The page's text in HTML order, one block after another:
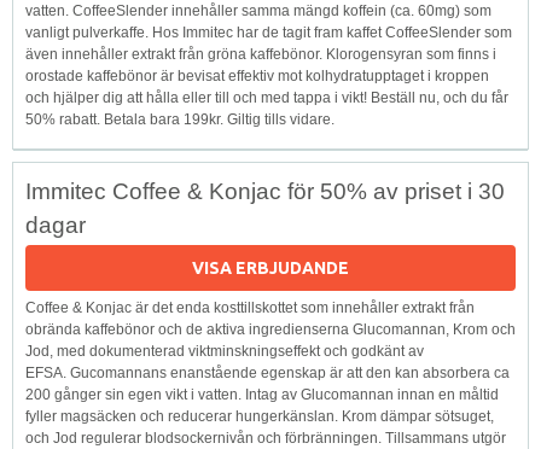
vatten. CoffeeSlender innehåller samma mängd koffein (ca. 60mg) som
vanligt pulverkaffe. Hos Immitec har de tagit fram kaffet CoffeeSlender som
även innehåller extrakt från gröna kaffebönor. Klorogensyran som finns i
orostade kaffebönor är bevisat effektiv mot kolhydratupptaget i kroppen
och hjälper dig att hålla eller till och med tappa i vikt! Beställ nu, och du får
50% rabatt. Betala bara 199kr. Giltig tills vidare.
Immitec Coffee & Konjac för 50% av priset i 30
dagar
VISA ERBJUDANDE
Coffee & Konjac är det enda kosttillskottet som innehåller extrakt från
obrända kaffebönor och de aktiva ingredienserna Glucomannan, Krom och
Jod, med dokumenterad viktminskningseffekt och godkänt av
EFSA. Gucomannans enanstående egenskap är att den kan absorbera ca
200 gånger sin egen vikt i vatten. Intag av Glucomannan innan en måltid
fyller magsäcken och reducerar hungerkänslan. Krom dämpar sötsuget,
och Jod regulerar blodsockernivån och förbränningen. Tillsammans utgör